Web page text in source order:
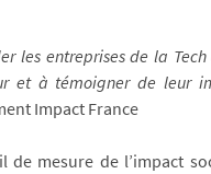
les entreprises de la
et à témoigner de leur
Impact France
de mesure de l’impact